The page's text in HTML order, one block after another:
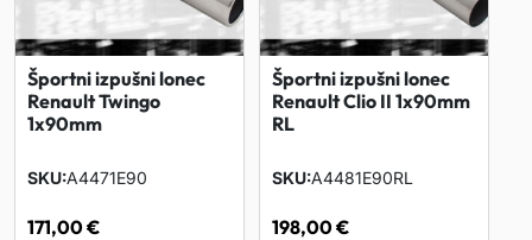
Športni izpušni lonec
Renault Twingo
1x90mm
SKU A4471E90
171,00€
Športni izpušni lonec
Renault Clio II 1x90mm
RL
SKU A4481E90RL
198,00€